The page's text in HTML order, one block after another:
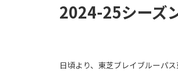
2024-25シーズ
日頃より、東芝ブレイブルーパ